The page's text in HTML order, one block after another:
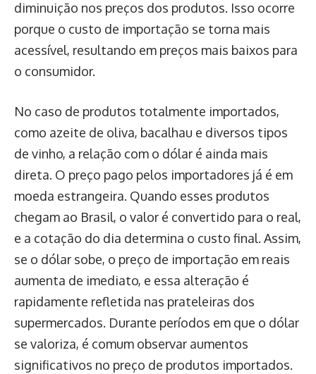
diminuição nos preços dos produtos. Isso ocorre
porque o custo de importação se torna mais
acessível, resultando em preços mais baixos para
o consumidor.
No caso de produtos totalmente importados,
como azeite de oliva, bacalhau e diversos tipos
de vinho, a relação com o dólar é ainda mais
direta. O preço pago pelos importadores já é em
moeda estrangeira. Quando esses produtos
chegam ao Brasil, o valor é convertido para o real,
e a cotação do dia determina o custo final. Assim,
se o dólar sobe, o preço de importação em reais
aumenta de imediato, e essa alteração é
rapidamente refletida nas prateleiras dos
supermercados. Durante períodos em que o dólar
se valoriza, é comum observar aumentos
significativos no preço de produtos importados.